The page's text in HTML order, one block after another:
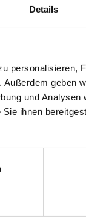
Details
personalisieren,
geben
und
ihnen